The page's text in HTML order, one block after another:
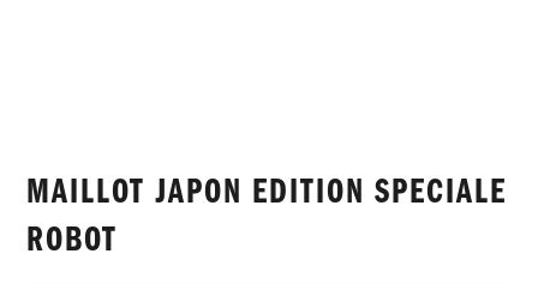
MAILLOT JAPON EDITION SPECIALE
ROBOT